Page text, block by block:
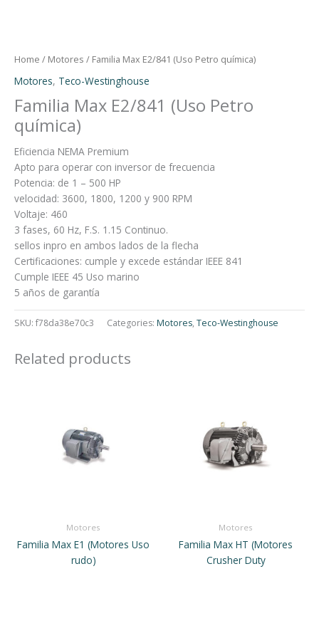
Home / Motores / Familia Max E2/841 (Uso Petro química)
Motores, Teco-Westinghouse
Familia Max E2/841 (Uso Petro
química)
Eficiencia NEMA Premium
Apto para operar con inversor de frecuencia
Potencia: de 1 – 500 HP
velocidad: 3600, 1800, 1200 y 900 RPM
Voltaje: 460
3 fases, 60 Hz, F.S. 1.15 Continuo.
sellos inpro en ambos lados de la flecha
Certificaciones: cumple y excede estándar IEEE 841
Cumple IEEE 45 Uso marino
5 años de garantía
SKU: f78da38e70c3 Categories: Motores, Teco-Westinghouse
Related products
Motores
Familia Max E1 (Motores Uso
rudo)
Motores
Familia Max HT (Motores
Crusher Duty